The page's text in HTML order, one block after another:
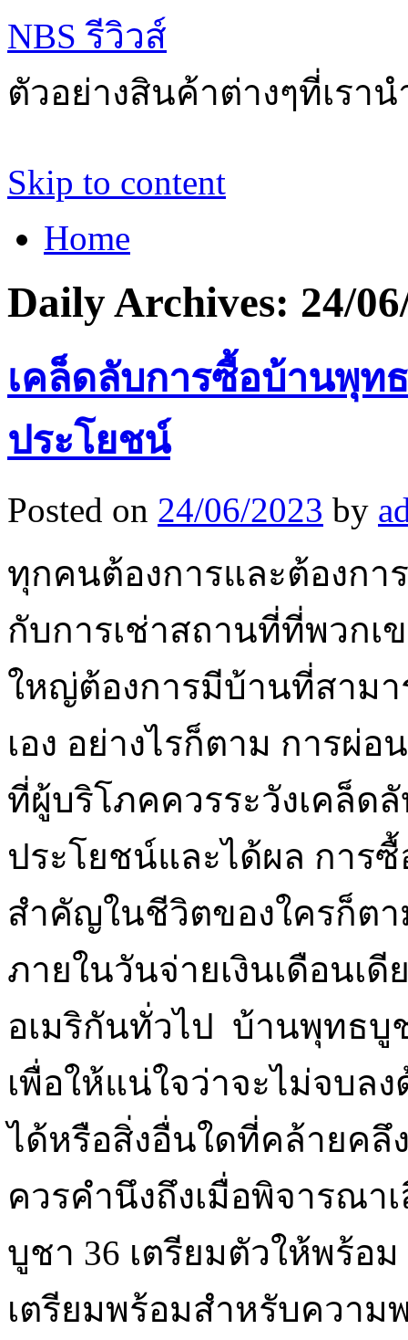
NBS รีวิวส์
ตัวอย่างสินค้าต่างๆที่เรา
Skip to content
Home
Daily Archives: 24/
เคล็ดลับการซื้อบ้านพุท
ประโยชน์
Posted on 24/06/2023 by
ทุกคนต้องการและต้องก
กับการเช่าสถานที่ที่พวก
ใหญ่ต้องการมีบ้านที่สามา
เอง อย่างไรก็ตาม การผ่
ที่ผู้บริโภคควรระวังเคล็ด
ประโยชน์และได้ผล การ
สำคัญในชีวิตของใครก็ต
ภายในวันจ่ายเงินเดือนเ
อเมริกันทั่วไป บ้านพุทธบู
เพื่อให้แน่ใจว่าจะไม่จบล
ได้หรือสิ่งอื่นใดที่คล้ายคลึ
ควรคำนึงถึงเมื่อพิจารณา
บูชา 36 เตรียมตัวให้พร้อ
เตรียมพร้อมสำหรับความ